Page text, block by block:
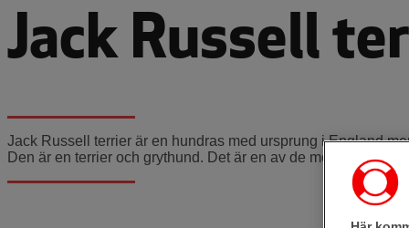
Jack Russell
Jack Russell terrier är en hundras med ursprung i England
Den är en terrier och grythund. Det är en av de mest populära